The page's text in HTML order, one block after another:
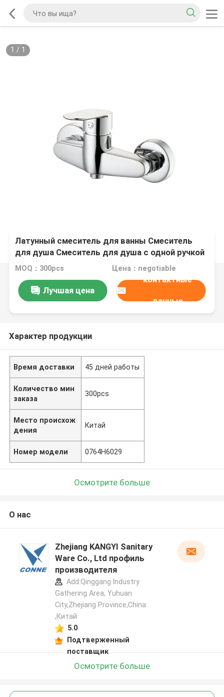
1 / 1
Латунный смеситель для ванны Смеситель
для душа Смеситель для душа с одной ручкой
Набор смесителей для душа
MOQ：300pcs Цена：negotiable
Лучшая цена
контактные
данные
Характер продукции
Время доставки 45 дней работы
Количество мин
заказа
300pcs
Место происхож
дения
Китай
Номер модели 0764H6029
Осмотрите больше
О нас
Zhejiang KANGYI Sanitary
Ware Co., Ltd профиль
производителя
Add:Qinggang lndustry
Gathering Area, Yuhuan
City,Zhejiang Province,China
,Китай
5.0
Подтверженный
поставщик
Осмотрите больше